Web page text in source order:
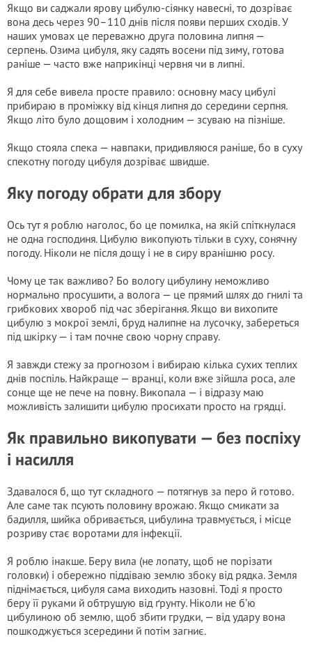
Якщо ви саджали ярову цибулю-сіянку навесні, то дозріває
вона десь через 90–110 днів після появи перших сходів. У
наших умовах це переважно друга половина липня —
серпень. Озима цибуля, яку садять восени під зиму, готова
раніше — часто вже наприкінці червня чи в липні.
Я для себе вивела просте правило: основну масу цибулі
прибираю в проміжку від кінця липня до середини серпня.
Якщо літо було дощовим і холодним — зсуваю на пізніше.
Якщо стояла спека — навпаки, придивляюся раніше, бо в суху
спекотну погоду цибуля дозріває швидше.
Яку погоду обрати для збору
Ось тут я роблю наголос, бо це помилка, на якій спіткнулася
не одна господиня. Цибулю викопують тільки в суху, сонячну
погоду. Ніколи не після дощу і не в сиру вранішню росу.
Чому це так важливо? Бо вологу цибулину неможливо
нормально просушити, а волога — це прямий шлях до гнилі та
грибкових хвороб під час зберігання. Якщо ви вихопите
цибулю з мокрої землі, бруд налипне на лусочку, забереться
під шкірку — і там почне свою чорну справу.
Я завжди стежу за прогнозом і вибираю кілька сухих теплих
днів поспіль. Найкраще — вранці, коли вже зійшла роса, але
сонце ще не пече на повну. Викопала — і відразу маю
можливість залишити цибулю просихати просто на грядці.
Як правильно викопувати — без поспіху
і насилля
Здавалося б, що тут складного — потягнув за перо й готово.
Але саме так псують половину врожаю. Якщо смикати за
бадилля, шийка обривається, цибулина травмується, і місце
розриву стає воротами для інфекції.
Я роблю інакше. Беру вила (не лопату, щоб не порізати
головки) і обережно піддіваю землю збоку від рядка. Земля
піднімається, цибуля сама виходить назовні. Тоді я просто
беру її руками й обтрушую від ґрунту. Ніколи не б’ю
цибулиною об землю, щоб збити грудки, — від удару вона
пошкоджується зсередини й потім загниє.